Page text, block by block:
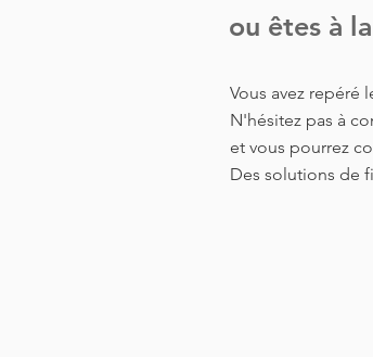
ou êtes à
Vous avez repéré
N'hésitez pas à
et vous pourrez
Des solutions de